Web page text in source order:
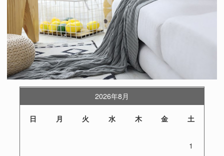
2026年8月
日 月 火 水 木 金 土
1